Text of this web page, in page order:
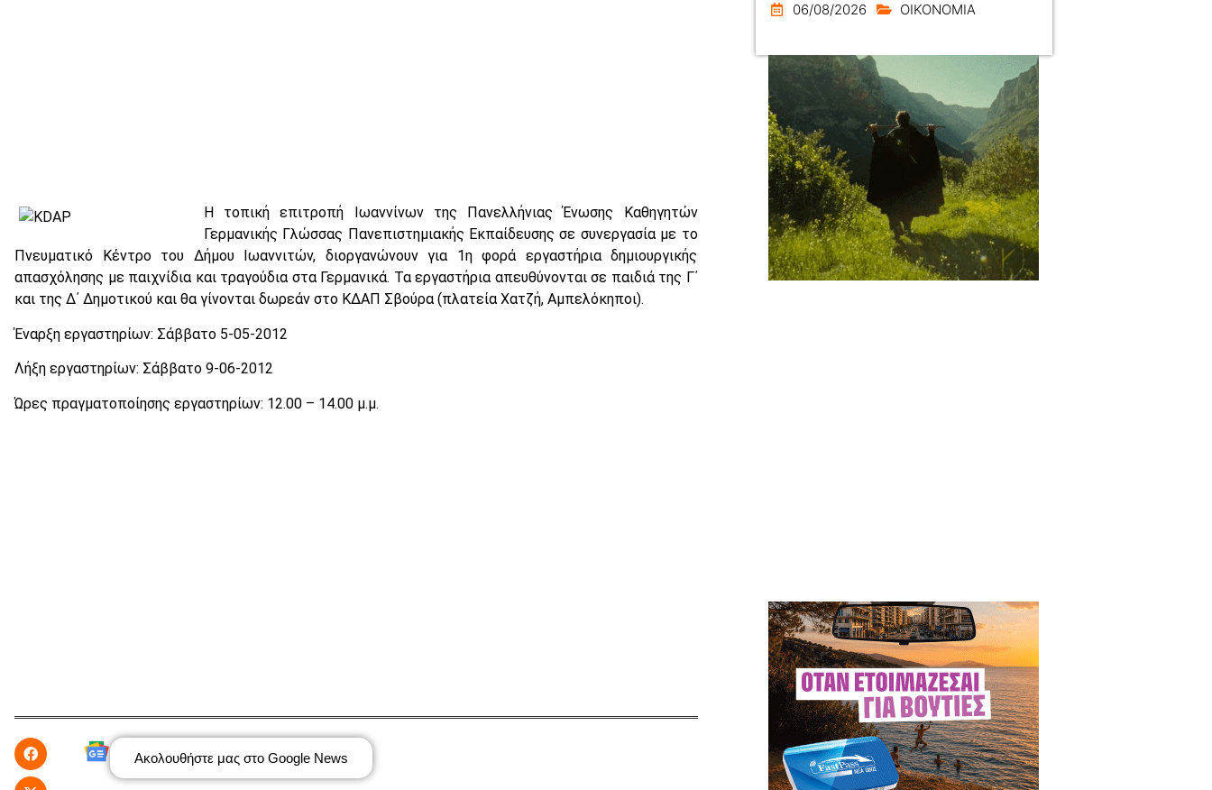
H τοπική επιτροπή Ιωαννίνων της Πανελλήνιας Ένωσης Καθηγητών
Γερμανικής Γλώσσας Πανεπιστημιακής Εκπαίδευσης σε συνεργασία με το
Πνευματικό Κέντρο του Δήμου Ιωαννιτών, διοργανώνουν για 1η φορά εργαστήρια δημιουργικής
απασχόλησης με παιχνίδια και τραγούδια στα Γερμανικά. Τα εργαστήρια απευθύνονται σε παιδιά της Γ΄
και της Δ΄ Δημοτικού και θα γίνονται δωρεάν στο ΚΔΑΠ Σβούρα (πλατεία Χατζή, Αμπελόκηποι).
Έναρξη εργαστηρίων: Σάββατο 5-05-2012
Λήξη εργαστηρίων: Σάββατο 9-06-2012
Ώρες πραγματοποίησης εργαστηρίων: 12.00 – 14.00 μ.μ.
Ακολουθήστε μας στο Google News
06/08/2026 ΟΙΚΟΝΟΜΙΑ